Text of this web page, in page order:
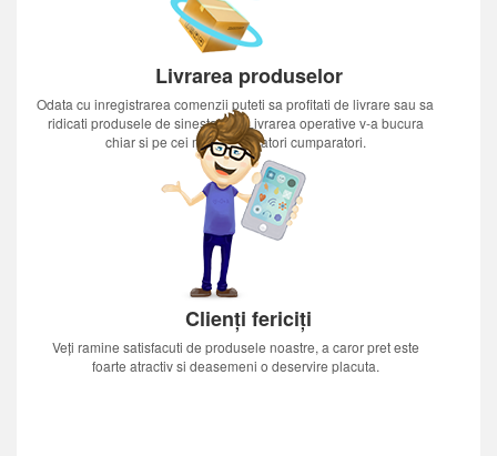
Livrarea produselor
Odata cu inregistrarea comenzii puteti sa profitati de livrare sau sa
ridicati produsele de sinestatator.Livrarea operative v-a bucura
chiar si pe cei mai nerabdatori cumparatori.
Clienți fericiți
Veți ramine satisfacuti de produsele noastre, a caror pret este
foarte atractiv si deasemeni o deservire placuta.